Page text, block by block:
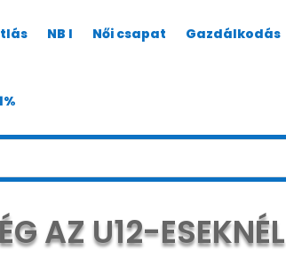
NB I Női csapat Gazdálkodás
AZ U12-ESEKNÉL